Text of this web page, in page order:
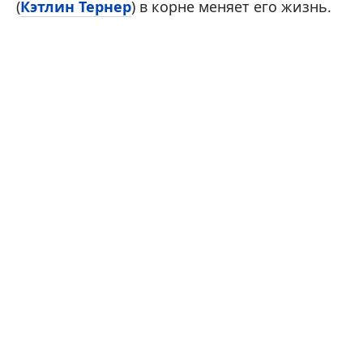
(Кэтлин Тернер) в корне меняет его жизнь.